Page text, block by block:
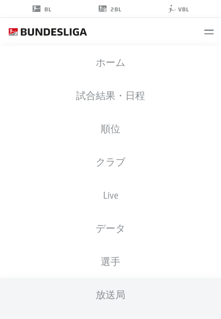
BL 2BL VBL
ホーム
試合結果・日程
順位
クラブ
Live
データ
選手
放送局
21.08.1993